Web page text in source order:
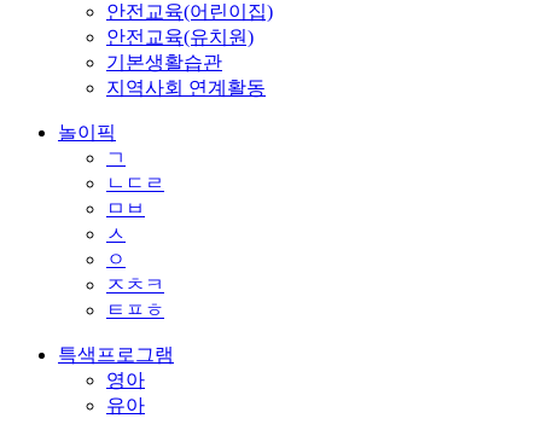
안전교육(어린이집)
안전교육(유치원)
기본생활습관
지역사회 연계활동
놀이픽
ㄱ
ㄴㄷㄹ
ㅁㅂ
ㅅ
ㅇ
ㅈㅊㅋ
ㅌㅍㅎ
특색프로그램
영아
유아